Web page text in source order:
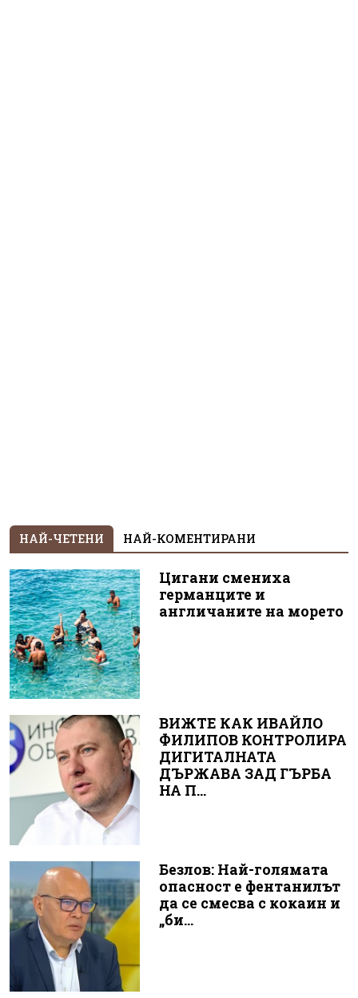
НАЙ-ЧЕТЕНИ НАЙ-КОМЕНТИРАНИ
Цигани смениха
германците и
англичаните на морето
ВИЖТЕ КАК ИВАЙЛО
ФИЛИПОВ КОНТРОЛИРА
ДИГИТАЛНАТА
ДЪРЖАВА ЗАД ГЪРБА
НА П...
Безлов: Най-голямата
опасност е фентанилът
да се смесва с кокаин и
„би...